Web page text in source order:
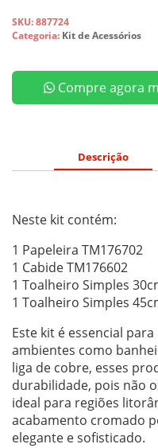
SKU:887724
Categoria: Kit de Acessórios
Compre agora
Descrição
Neste kit contém:
1 Papeleira TM176702
1 Cabide TM176602
1 Toalheiro Simples
1 Toalheiro Simples
Este kit é essencial
ambientes como
liga de cobre, esses
durabilidade, pois não
ideal para regiões
acabamento cromado
elegante e sofisticado.